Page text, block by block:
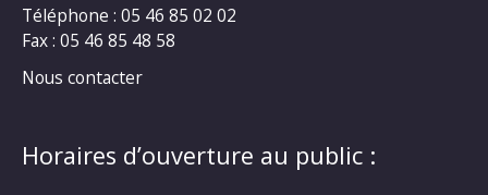
Téléphone : 05 46 85 02 02
Fax : 05 46 85 48 58
Nous contacter
Horaires d’ouverture au public :